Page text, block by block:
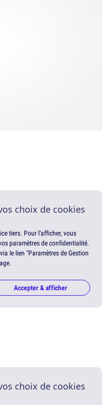
choix de cookies
tiers. Pour l'afficher, vous
paramètres de confidentialité.
le lien "Paramètres de Gestion
Accepter & afficher
choix de cookies